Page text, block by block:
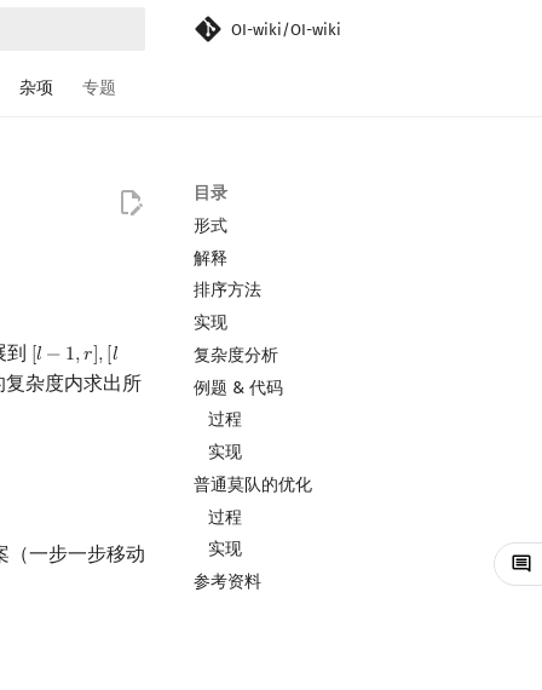
OI-wiki/OI-wiki
杂项 专题
目录
形式
解释
排序方法
实现
复杂度分析
例题 & 代码
过程
实现
普通莫队的优化
过程
实现
参考资料
到 [𝑙 − 1,𝑟],[𝑙
[l −1, r],[l+ 1,r l,r−1]
复杂度内求出所
（一步一步移动